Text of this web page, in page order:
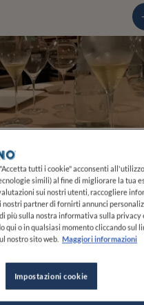
0 0 0
130037ScorzèVEItalia
tutti i cookie" acconsenti
simili) al fine di migliorare la tua
sui nostri utenti, raccogliere
nostri partner di fornirti annunci
più sulla nostra informativa sulla privacy
qui o in qualsiasi momento cliccando sul
nostro sito web. Maggiori informazioni
Impostazioni cookie